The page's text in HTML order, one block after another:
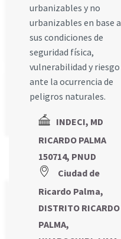
urbanizables y no
urbanizables en base a
sus condiciones de
seguridad física,
vulnerabilidad y riesgo
ante la ocurrencia de
peligros naturales.
INDECI, MD
RICARDO PALMA
150714, PNUD
Ciudad de
Ricardo Palma,
DISTRITO RICARDO
PALMA,